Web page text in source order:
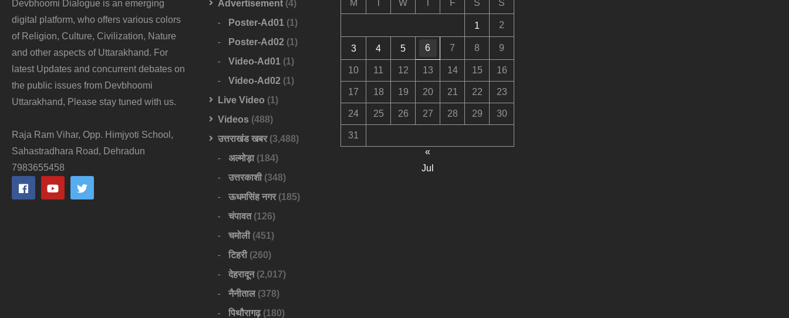
Devbhoomi Dialogue is an emerging
digital platform, who offers various colors
of Religion, Culture, Civilization, Nature
and other aspects of Uttarakhand. For
latest Updates and concurrent debates on
the public issues from Devbhoomi
Uttarakhand, Please stay tuned with us.
Raja Ram Vihar, Opp. Himjyoti School,
Sahastradhara Road, Dehradun
7983655458
Advertisement (4)
Poster-Ad01 (1)
Poster-Ad02 (1)
Video-Ad01 (1)
Video-Ad02 (1)
Live Video (1)
Videos (488)
उत्तराखंड खबर(3,488)
अल्मोड़ा(184)
उत्तरकाशी(348)
ऊधमसिंह नगर(185)
चंपावत(126)
चमोली(451)
टिहरी(260)
देहरादून(2,017)
नैनीताल(378)
पिथौरागढ़(180)
M T W T F S S
1 2
3 4 5 6 7 8 9
10 11 12 13 14 15 16
17 18 19 20 21 22 23
24 25 26 27 28 29 30
31
«
Jul